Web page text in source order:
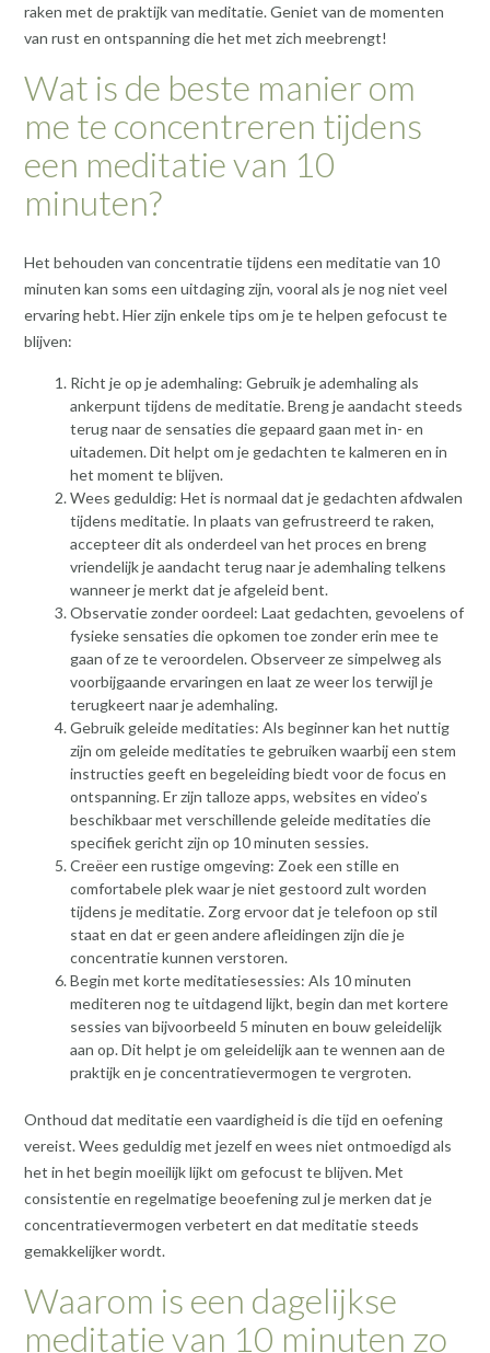
raken met de praktijk van meditatie. Geniet van de momenten
van rust en ontspanning die het met zich meebrengt!
Wat is de beste manier om
me te concentreren tijdens
een meditatie van 10
minuten?
Het behouden van concentratie tijdens een meditatie van 10
minuten kan soms een uitdaging zijn, vooral als je nog niet veel
ervaring hebt. Hier zijn enkele tips om je te helpen gefocust te
blijven:
Richt je op je ademhaling: Gebruik je ademhaling als
ankerpunt tijdens de meditatie. Breng je aandacht steeds
terug naar de sensaties die gepaard gaan met in- en
uitademen. Dit helpt om je gedachten te kalmeren en in
het moment te blijven.
Wees geduldig: Het is normaal dat je gedachten afdwalen
tijdens meditatie. In plaats van gefrustreerd te raken,
accepteer dit als onderdeel van het proces en breng
vriendelijk je aandacht terug naar je ademhaling telkens
wanneer je merkt dat je afgeleid bent.
Observatie zonder oordeel: Laat gedachten, gevoelens of
fysieke sensaties die opkomen toe zonder erin mee te
gaan of ze te veroordelen. Observeer ze simpelweg als
voorbijgaande ervaringen en laat ze weer los terwijl je
terugkeert naar je ademhaling.
Gebruik geleide meditaties: Als beginner kan het nuttig
zijn om geleide meditaties te gebruiken waarbij een stem
instructies geeft en begeleiding biedt voor de focus en
ontspanning. Er zijn talloze apps, websites en video’s
beschikbaar met verschillende geleide meditaties die
specifiek gericht zijn op 10 minuten sessies.
Creëer een rustige omgeving: Zoek een stille en
comfortabele plek waar je niet gestoord zult worden
tijdens je meditatie. Zorg ervoor dat je telefoon op stil
staat en dat er geen andere afleidingen zijn die je
concentratie kunnen verstoren.
Begin met korte meditatiesessies: Als 10 minuten
mediteren nog te uitdagend lijkt, begin dan met kortere
sessies van bijvoorbeeld 5 minuten en bouw geleidelijk
aan op. Dit helpt je om geleidelijk aan te wennen aan de
praktijk en je concentratievermogen te vergroten.
Onthoud dat meditatie een vaardigheid is die tijd en oefening
vereist. Wees geduldig met jezelf en wees niet ontmoedigd als
het in het begin moeilijk lijkt om gefocust te blijven. Met
consistentie en regelmatige beoefening zul je merken dat je
concentratievermogen verbetert en dat meditatie steeds
gemakkelijker wordt.
Waarom is een dagelijkse
meditatie van 10 minuten zo